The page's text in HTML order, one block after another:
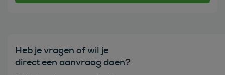
Heb je vragen of wil je
direct een aanvraag doen?